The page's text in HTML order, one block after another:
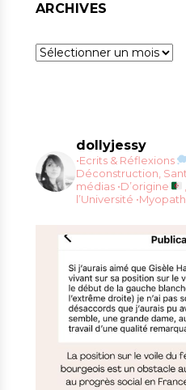
ARCHIVES
Archives
dollyjessy
•Ecrits & Réflexions
Déconstruction,
médias •D’origine
l’Université